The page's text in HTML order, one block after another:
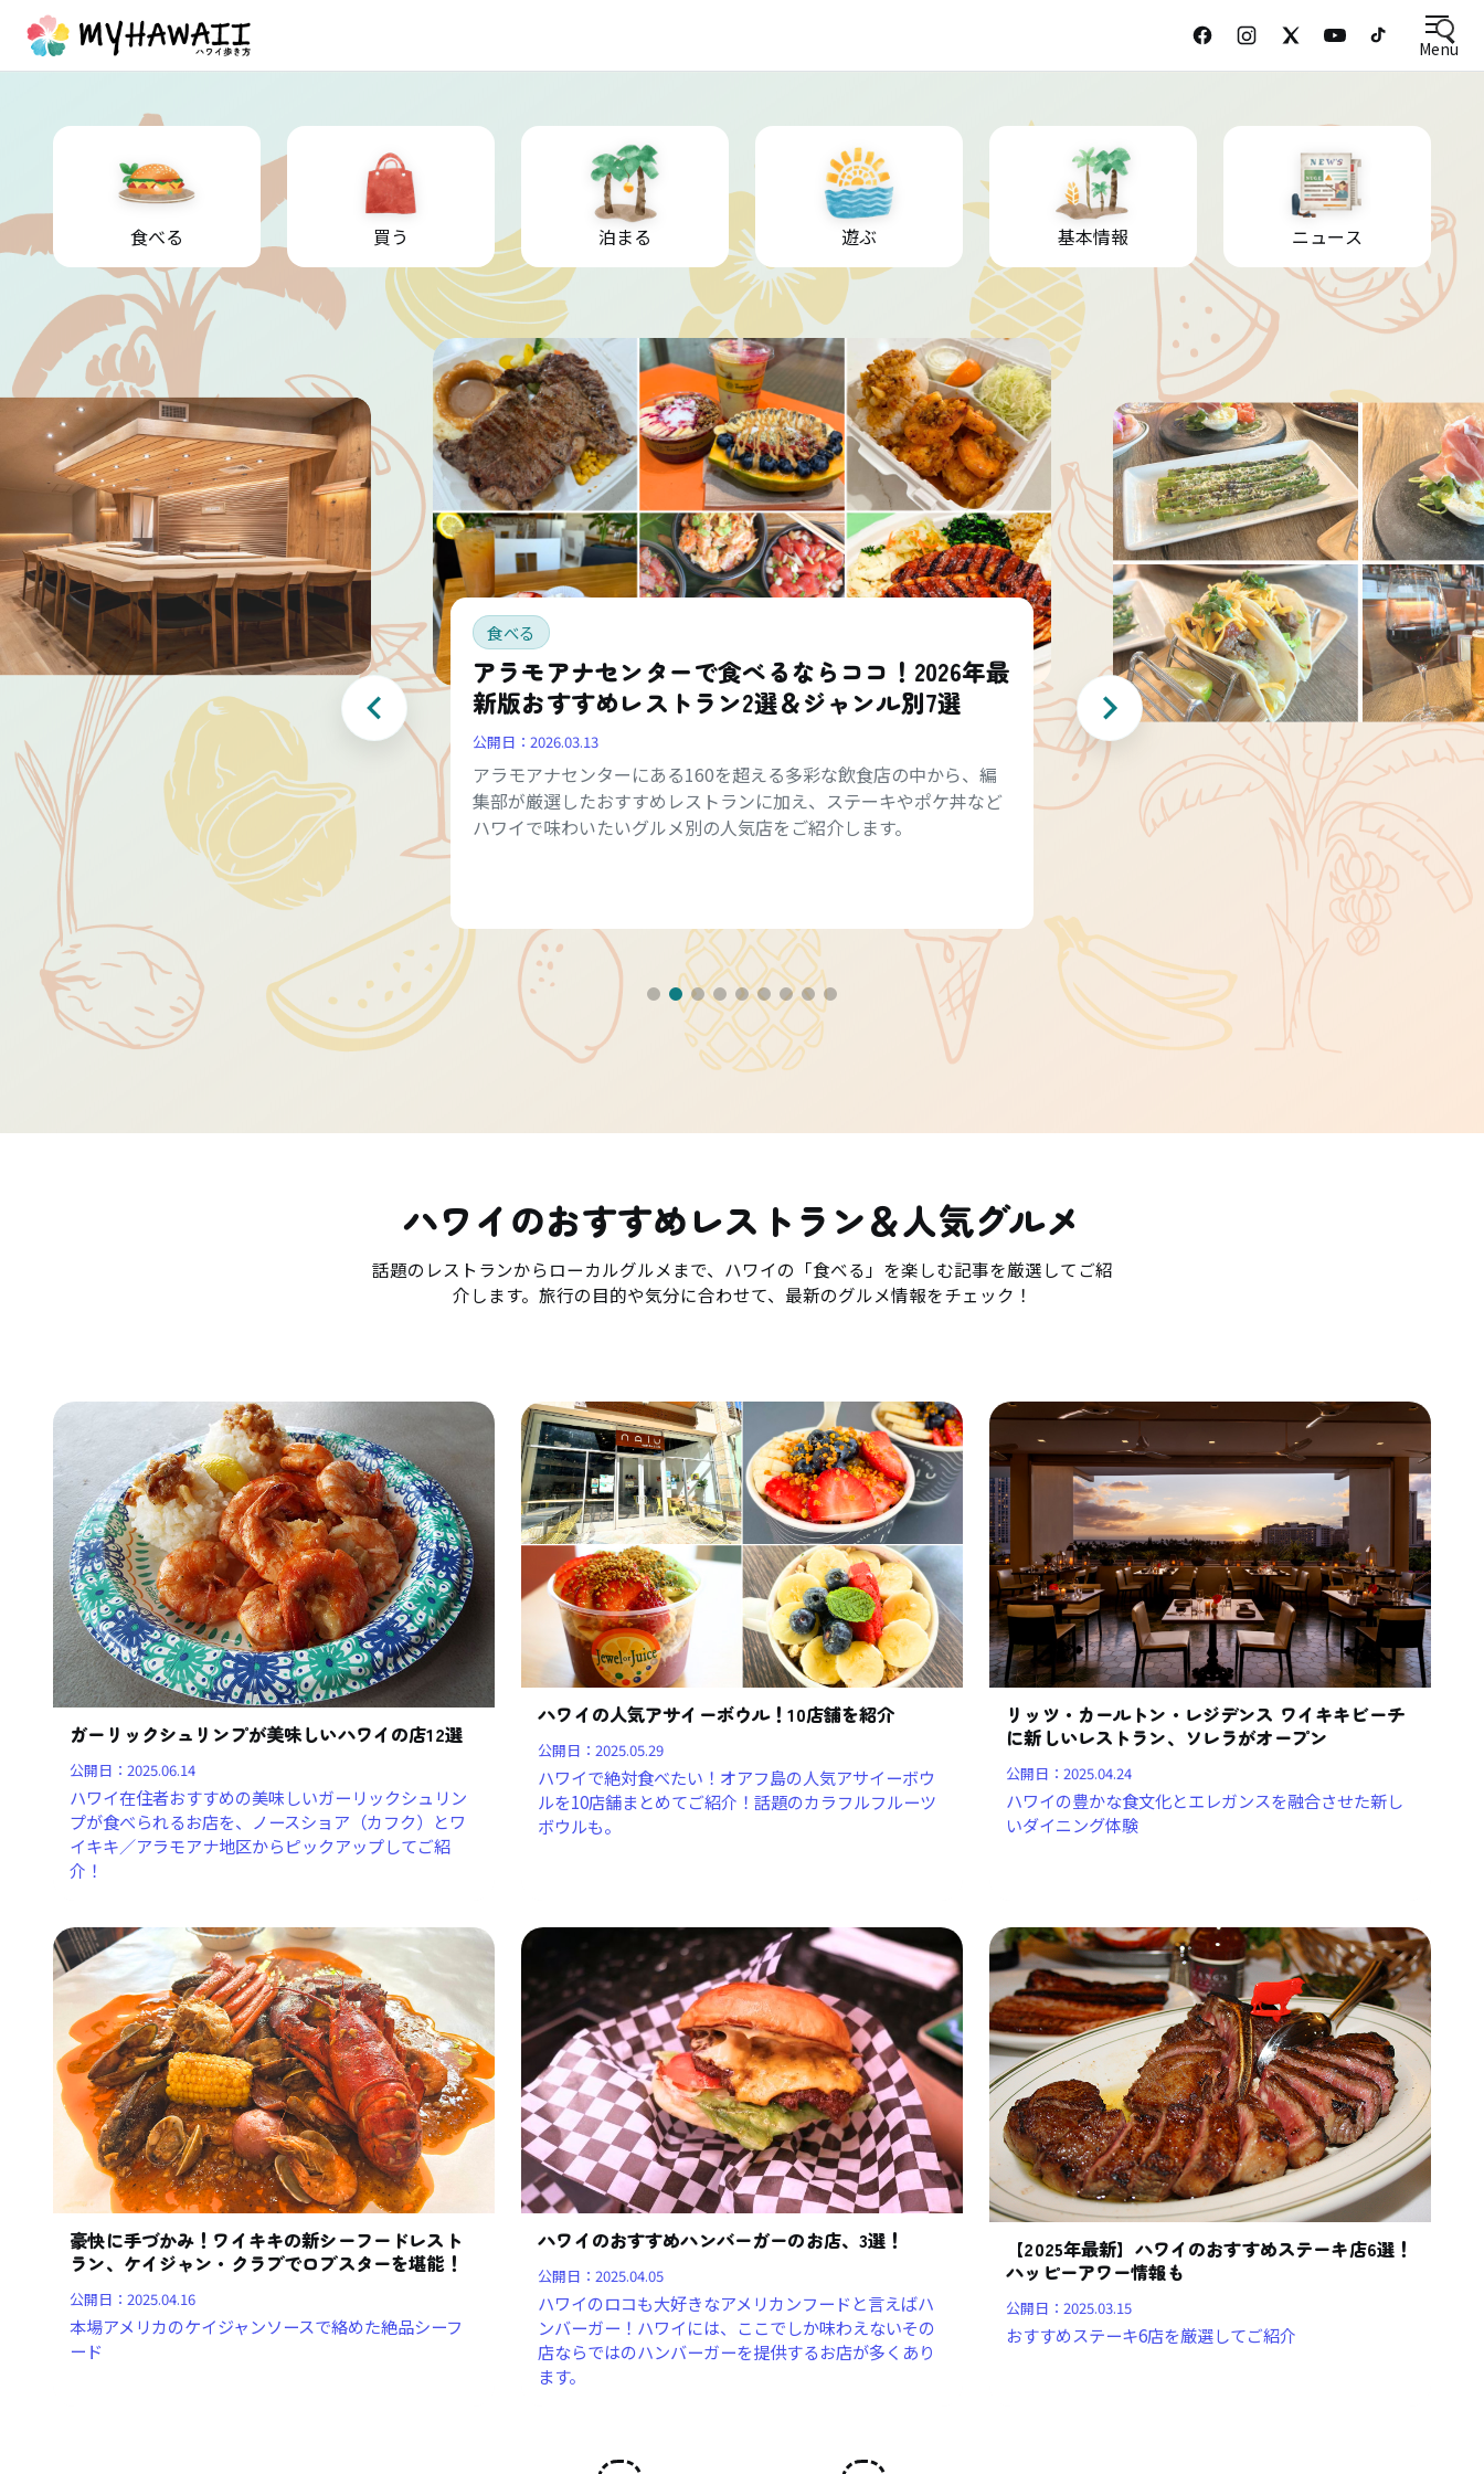
Menu
食べる 買う 泊まる 遊ぶ 基本情報 ニュース
食べる
アラモアナセンターで食べるならココ！2026年最
新版おすすめレストラン2選＆ジャンル別7選
公開日： 2026.03.13
アラモアナセンターにある160を超える多彩な飲食店の中から、編
集部が厳選したおすすめレストランに加え、ステーキやポケ丼など
ハワイで味わいたいグルメ別の人気店をご紹介します。
ハワイのおすすめレストラン＆人気グルメ
話題のレストランからローカルグルメまで、ハワイの「食べる」を楽しむ記事を厳選してご紹
介します。旅行の目的や気分に合わせて、最新のグルメ情報をチェック！
ガーリックシュリンプが美味しいハワイの店12選
公開日：2025.06.14
ハワイ在住者おすすめの美味しいガーリックシュリン
プが食べられるお店を、ノースショア（カフク）とワ
イキキ／アラモアナ地区からピックアップしてご紹
介！
ハワイの人気アサイーボウル！10店舗を紹介
公開日：2025.05.29
ハワイで絶対食べたい！オアフ島の人気アサイーボウ
ルを10店舗まとめてご紹介！話題のカラフルフルーツ
ボウルも。
リッツ・カールトン・レジデンス ワイキキビーチ
に新しいレストラン、ソレラがオープン
公開日：2025.04.24
ハワイの豊かな食文化とエレガンスを融合させた新し
いダイニング体験
豪快に手づかみ！ワイキキの新シーフードレスト
ラン、ケイジャン・クラブでロブスターを堪能！
公開日：2025.04.16
本場アメリカのケイジャンソースで絡めた絶品シーフ
ード
ハワイのおすすめハンバーガーのお店、3選！
公開日：2025.04.05
ハワイのロコも大好きなアメリカンフードと言えばハ
ンバーガー！ハワイには、ここでしか味わえないその
店ならではのハンバーガーを提供するお店が多くあり
ます。
【2025年最新】ハワイのおすすめステーキ店6選！
ハッピーアワー情報も
公開日：2025.03.15
おすすめステーキ6店を厳選してご紹介